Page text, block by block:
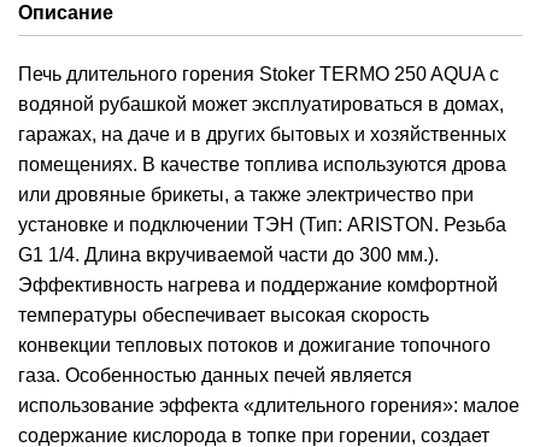
Описание
Печь длительного горения Stoker TERMO 250 AQUA с
водяной рубашкой может эксплуатироваться в домах,
гаражах, на даче и в других бытовых и хозяйственных
помещениях. В качестве топлива используются дрова
или дровяные брикеты, а также электричество при
установке и подключении ТЭН (Тип: ARISTON. Резьба
G1 1/4. Длина вкручиваемой части до 300 мм.).
Эффективность нагрева и поддержание комфортной
температуры обеспечивает высокая скорость
конвекции тепловых потоков и дожигание топочного
газа. Особенностью данных печей является
использование эффекта «длительного горения»: малое
содержание кислорода в топке при горении, создает